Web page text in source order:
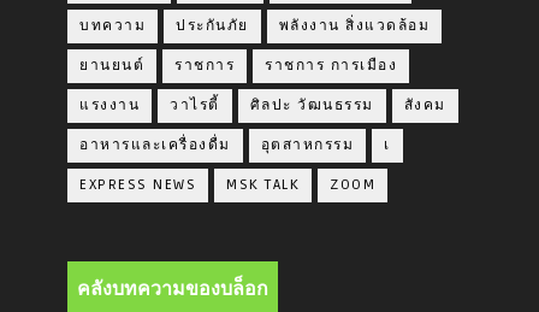
บทความ ประกันภัย พลังงาน สิ่งแวดล้อม
ยานยนต์ ราชการ ราชการ การเมือง
แรงงาน วาไรตี้ ศิลปะ วัฒนธรรม สังคม
อาหารและเครื่องดื่ม อุตสาหกรรม เ
EXPRESS NEWS MSK TALK ZOOM
คลังบทความของบล็อก